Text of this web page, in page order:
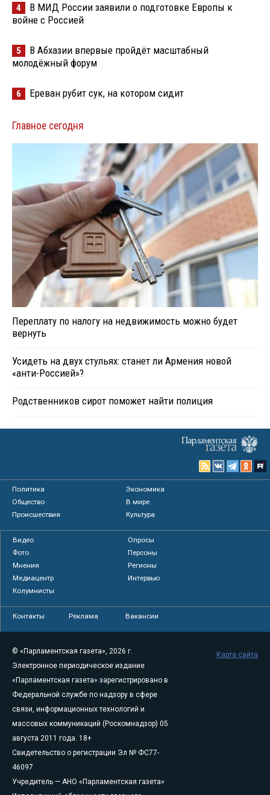
4
В МИД России заявили о подготовке Европы к
войне с Россией
5
В Абхазии впервые пройдёт масштабный
молодёжный форум
6 Ереван рубит сук, на котором сидит
Главное сегодня
Переплату по налогу на недвижимость можно будет
вернуть
Усидеть на двух стульях: станет ли Армения новой
«анти-Россией»?
Родственников сирот поможет найти полиция
Политика
Экономика
Общество
В мире
Происшествия
Культура
Видео
Опросы
Фото
Персоны
Мнения
Регионы
Медиацентр
Интервью
Колумнисты
Контакты Реклама Вакансии
© «Парламентская газета», 2026 г.
Электронное периодическое издание
«Парламентская газета» зарегистрировано в
Федеральной службе по надзору в сфере
связи, информационных технологий и
массовых коммуникаций (Роскомнадзор) 05
августа 2011 года. 18+
Свидетельство о регистрации Эл № ФС77-
46097
Учредитель — АНО «Парламентская газета»
Карта сайта